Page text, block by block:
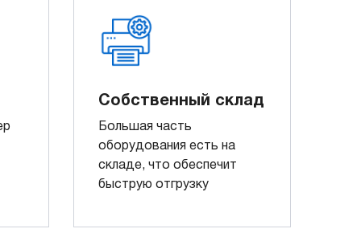
Собственный склад
Большая часть
оборудования есть на
складе, что обеспечит
быструю отгрузку